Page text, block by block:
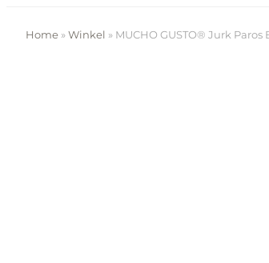
Home »Winkel » MUCHO GUSTO® Jurk